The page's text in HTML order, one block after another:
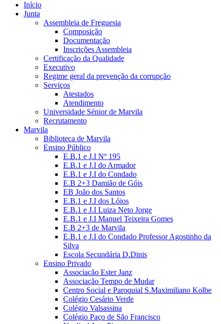
Início
Junta
Assembleia de Freguesia
Composição
Documentação
Inscrições Assembleia
Certificação da Qualidade
Executivo
Regime geral da prevenção da corrupção
Serviços
Atestados
Atendimento
Universidade Sénior de Marvila
Recrutamento
Marvila
Biblioteca de Marvila
Ensino Público
E.B.1 e J.I Nº 195
E.B.1 e J.I do Armador
E.B.1 e J.I do Condado
E.B 2+3 Damião de Góis
EB João dos Santos
E.B.1 e J.I dos Lóios
E.B.1 e J.I Luiza Neto Jorge
E.B.1 e J.I Manuel Teixeira Gomes
E.B 2+3 de Marvila
E.B.1 e J.I do Condado Professor Agostinho da
Silva
Escola Secundária D.Dinis
Ensino Privado
Associação Ester Janz
Associação Tempo de Mudar
Centro Social e Paroquial S.Maximiliano Kolbe
Colégio Cesário Verde
Colégio Valsassina
Colégio Paço de São Francisco